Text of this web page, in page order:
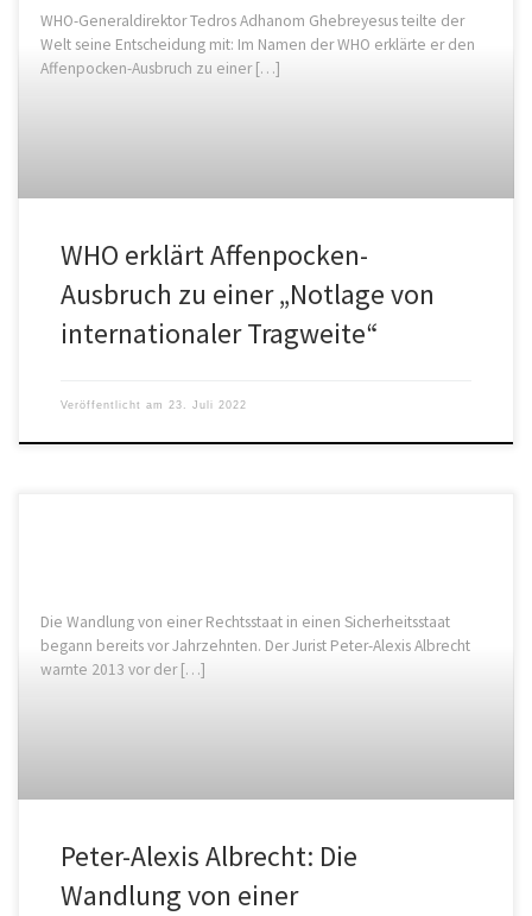
WHO-Generaldirektor Tedros Adhanom Ghebreyesus teilte der
Welt seine Entscheidung mit: Im Namen der WHO erklärte er den
Affenpocken-Ausbruch zu einer […]
WHO erklärt Affenpocken-
Ausbruch zu einer „Notlage von
internationaler Tragweite“
Veröffentlicht am 23. Juli 2022
Die Wandlung von einer Rechtsstaat in einen Sicherheitsstaat
begann bereits vor Jahrzehnten. Der Jurist Peter-Alexis Albrecht
warnte 2013 vor der […]
Peter-Alexis Albrecht: Die
Wandlung von einer